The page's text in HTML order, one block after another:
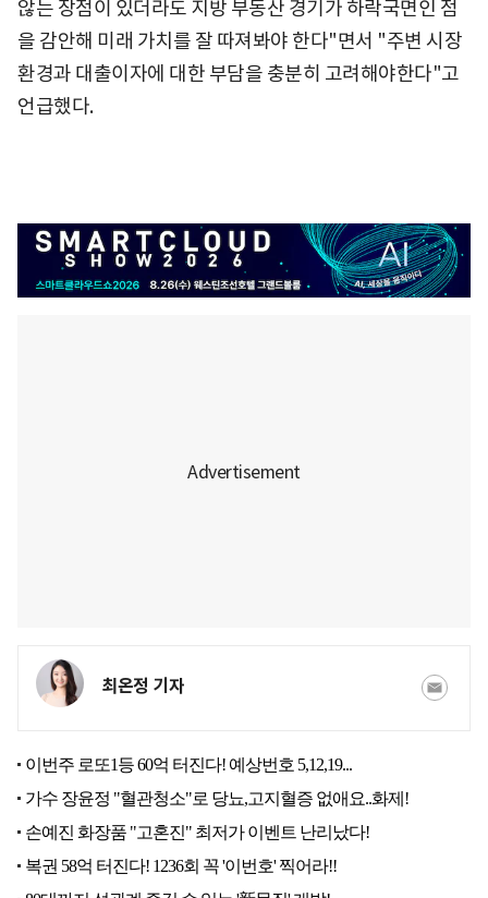
않는 장점이 있더라도 지방 부동산 경기가 하락국면인 점
을 감안해 미래 가치를 잘 따져봐야 한다"면서 "주변 시장
환경과 대출이자에 대한 부담을 충분히 고려해야한다"고
언급했다.
최온정 기자